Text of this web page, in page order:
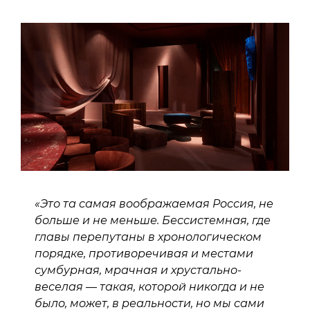
«Это та самая воображаемая Россия, не
больше и не меньше. Бессистемная, где
главы перепутаны в хронологическом
порядке, противоречивая и местами
сумбурная, мрачная и хрустально-
веселая — такая, которой никогда и не
было, может, в реальности, но мы сами